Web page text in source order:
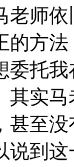
老师
的方
委托
其实
甚至
说到